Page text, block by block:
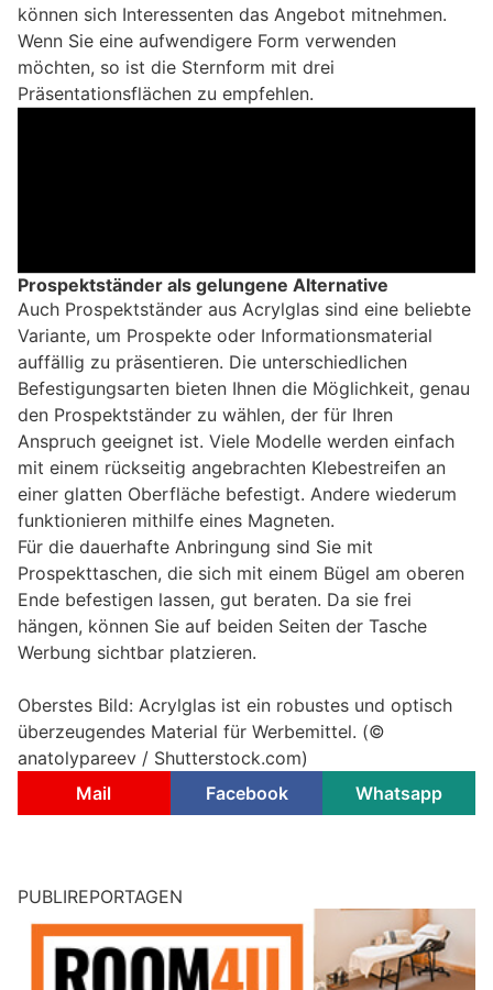
können sich Interessenten das Angebot mitnehmen.
Wenn Sie eine aufwendigere Form verwenden
möchten, so ist die Sternform mit drei
Präsentationsflächen zu empfehlen.
Prospektständer als gelungene Alternative
Auch Prospektständer aus Acrylglas sind eine beliebte
Variante, um Prospekte oder Informationsmaterial
auffällig zu präsentieren. Die unterschiedlichen
Befestigungsarten bieten Ihnen die Möglichkeit, genau
den Prospektständer zu wählen, der für Ihren
Anspruch geeignet ist. Viele Modelle werden einfach
mit einem rückseitig angebrachten Klebestreifen an
einer glatten Oberfläche befestigt. Andere wiederum
funktionieren mithilfe eines Magneten.
Für die dauerhafte Anbringung sind Sie mit
Prospekttaschen, die sich mit einem Bügel am oberen
Ende befestigen lassen, gut beraten. Da sie frei
hängen, können Sie auf beiden Seiten der Tasche
Werbung sichtbar platzieren.
Oberstes Bild: Acrylglas ist ein robustes und optisch
überzeugendes Material für Werbemittel. (©
anatolypareev / Shutterstock.com)
Mail
Facebook Whatsapp
PUBLIREPORTAGEN